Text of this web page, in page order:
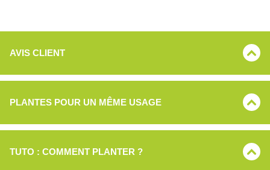
AVIS CLIENT
PLANTES POUR UN MÊME USAGE
TUTO : COMMENT PLANTER ?